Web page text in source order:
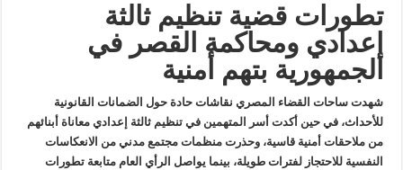
تطورات قضية تنظيم ثالثة
إعدادي ومحاكمة القصر في
الجمهورية بتهم أمنية
شهدت ساحات القضاء المصري نقاشات حادة حول الضمانات القانونية
للأحداث، في حين أكدت أسر المتهمين في تنظيم ثالثة إعدادي معاناة أبنائهم
من ملاحقات أمنية قاسية، وحذرت منظمات مجتمع مدني من الانعكاسات
النفسية للاحتجاز لفترات طويلة، بينما يواصل الرأي العام متابعة تطورات